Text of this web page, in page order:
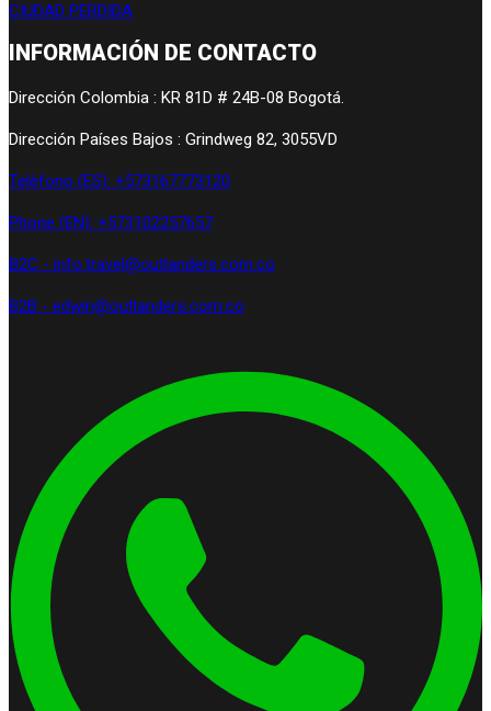
CIUDAD PERDIDA
INFORMACIÓN DE CONTACTO
Dirección Colombia : KR 81D # 24B-08 Bogotá.
Dirección Países Bajos : Grindweg 82, 3055VD
Teléfono (ES): +573167773120
Phone (EN): +573102257657
B2C - info.travel@outlanders.com.co
B2B - edwin@outlanders.com.co